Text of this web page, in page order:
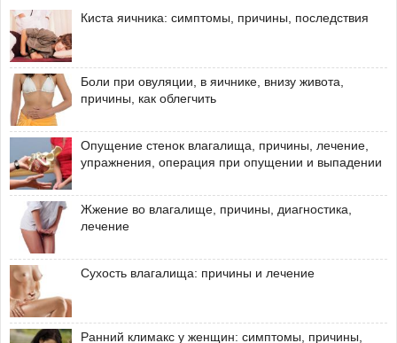
Киста яичника: симптомы, причины, последствия
Боли при овуляции, в яичнике, внизу живота,
причины, как облегчить
Опущение стенок влагалища, причины, лечение,
упражнения, операция при опущении и выпадении
Жжение во влагалище, причины, диагностика,
лечение
Сухость влагалища: причины и лечение
Ранний климакс у женщин: симптомы, причины,